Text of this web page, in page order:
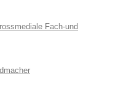
Fach-und